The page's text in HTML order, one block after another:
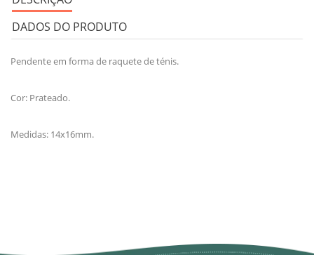
DADOS DO PRODUTO
Pendente em forma de raquete de ténis.
Cor: Prateado.
Medidas: 14x16mm.